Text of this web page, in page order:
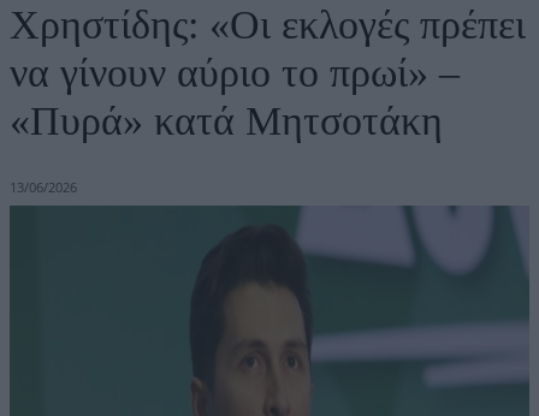
Χρηστίδης: «Οι εκλογές πρέπει
να γίνουν αύριο το πρωί» –
«Πυρά» κατά Μητσοτάκη
13/06/2026